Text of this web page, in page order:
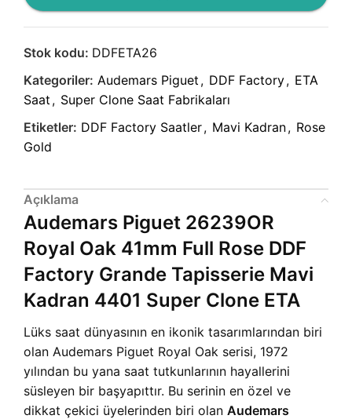
Stok kodu: DDFETA26
Kategoriler: Audemars Piguet , DDF Factory, ETA
Saat , Super Clone Saat Fabrikaları
Etiketler: DDF Factory Saatler, Mavi Kadran, Rose
Gold
Açıklama
Audemars Piguet 26239OR
Royal Oak 41mm Full Rose DDF
Factory Grande Tapisserie Mavi
Kadran 4401 Super Clone ETA
Lüks saat dünyasının en ikonik tasarımlarından biri
olan Audemars Piguet Royal Oak serisi, 1972
yılından bu yana saat tutkunlarının hayallerini
süsleyen bir başyapıttır. Bu serinin en özel ve
dikkat çekici üyelerinden biri olan Audemars